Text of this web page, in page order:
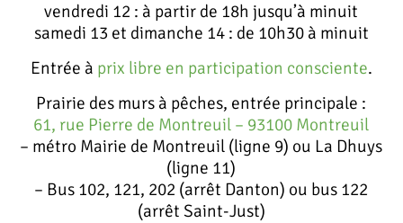
vendredi 12 : à partir de 18h jusqu’à minuit
samedi 13 et dimanche 14 : de 10h30 à minuit
Entrée à prix libre en participation consciente.
Prairie des murs à pêches, entrée principale :
61, rue Pierre de Montreuil – 93100 Montreuil
– métro Mairie de Montreuil (ligne 9) ou La Dhuys
(ligne 11)
– Bus 102, 121, 202 (arrêt Danton) ou bus 122
(arrêt Saint-Just)